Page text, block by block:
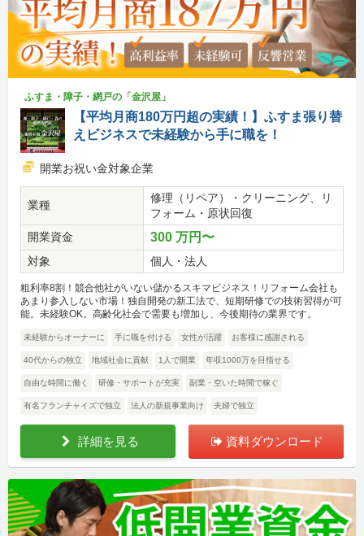
ふすま・障子・網戸の「金沢屋」
【平均月商180万円超の実績！】ふすま張り替
えビジネスで未経験から手に職を！
開業お祝い金対象企業
業種
修理（リペア）・クリーニング、リ
フォーム・原状回復
開業資金
300 万円〜
対象 個人・法人
粗利率8割！競合他社がいない儲かるスキマビジネス！リフォーム会社も
あまり参入しない市場！独自開発の新工法で、短期研修での技術習得が可
能。未経験OK。高齢化社会で需要も増加し、今後期待の業界です。
未経験からオーナーに 手に職を付ける 女性が活躍 お客様に感謝される
40代からの独立 地域社会に貢献 1人で開業 年収1000万を目指せる
自由な時間に働く 研修・サポートが充実 副業・空いた時間で稼ぐ
有名フランチャイズで独立 法人の新規事業向け 夫婦で独立
詳細を見る 資料ダウンロード